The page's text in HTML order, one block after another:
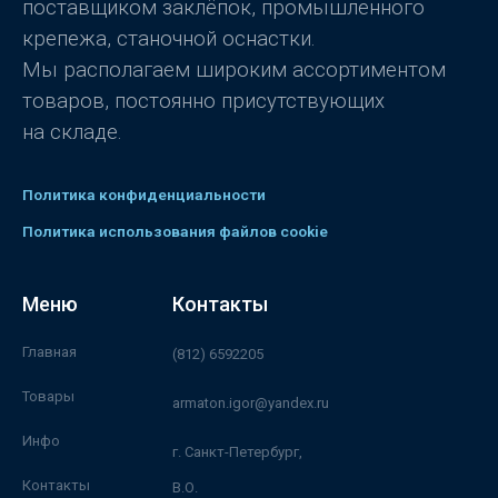
поставщиком заклёпок, промышленного
крепежа, станочной оснастки.
Мы располагаем широким ассортиментом
товаров, постоянно присутствующих
на складе.
Политика конфиденциальности
Политика использования файлов cookie
Меню
Главная
Товары
Инфо
Контакты
Контакты
(812) 6592205
armaton.igor@yandex.ru
г. Санкт-Петербург,
В.О.